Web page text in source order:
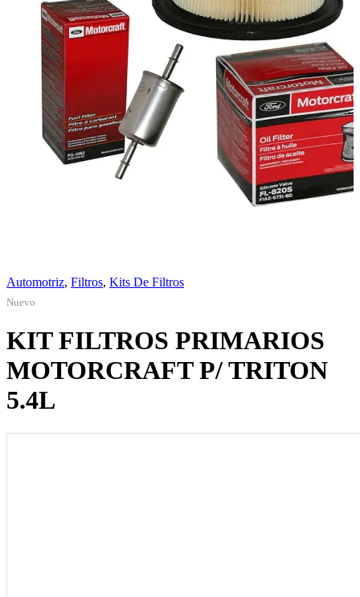
Automotriz, Filtros, Kits De Filtros
Nuevo
KIT FILTROS PRIMARIOS
MOTORCRAFT P/ TRITON
5.4L